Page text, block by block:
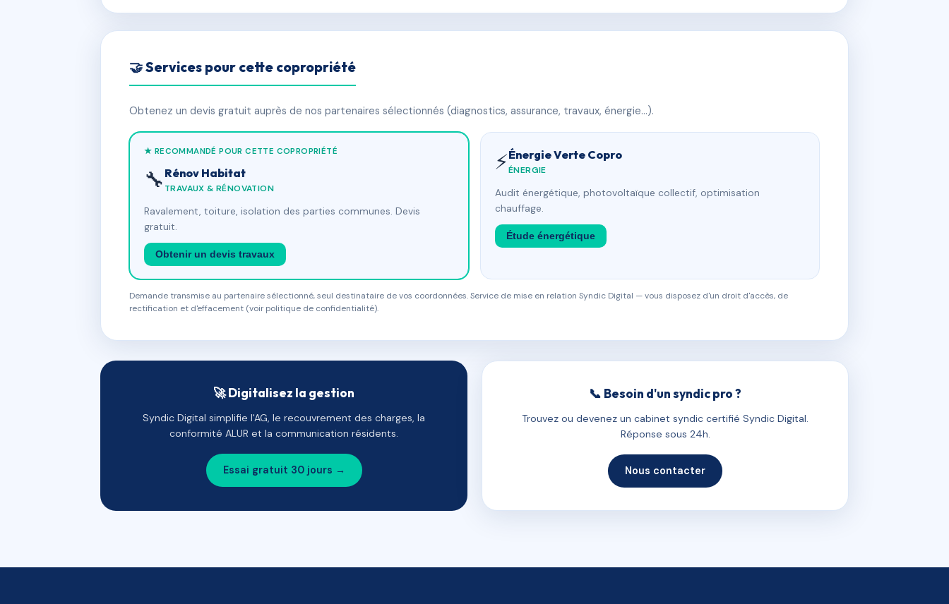
🤝 Services pour cette copropriété
Obtenez un devis gratuit auprès de nos partenaires sélectionnés (diagnostics, assurance, travaux, énergie…).
★ RECOMMANDÉ POUR CETTE COPROPRIÉTÉ
🔧 Rénov Habitat
TRAVAUX & RÉNOVATION
Ravalement, toiture, isolation des parties communes. Devis
gratuit.
Obtenir un devis travaux
⚡Énergie Verte Copro
ÉNERGIE
Audit énergétique, photovoltaïque collectif, optimisation
chauffage.
Étude énergétique
Demande transmise au partenaire sélectionné, seul destinataire de vos coordonnées. Service de mise en relation Syndic Digital — vous disposez d'un droit d'accès, de
rectification et d'effacement (voir politique de confidentialité).
🚀 Digitalisez la gestion
Syndic Digital simplifie l'AG, le recouvrement des charges, la
conformité ALUR et la communication résidents.
Essai gratuit 30 jours →
📞 Besoin d'un syndic pro ?
Trouvez ou devenez un cabinet syndic certifié Syndic Digital.
Réponse sous 24h.
Nous contacter